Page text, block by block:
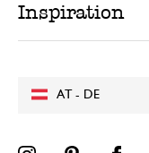
AT - DE
Inspiration